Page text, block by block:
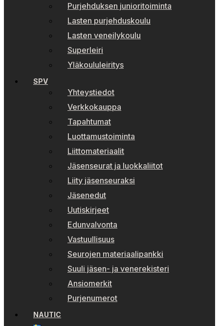
Purjehduksen junioritoiminta
Lasten purjehduskoulu
Lasten veneilykoulu
Superleiri
Yläkoululeiritys
SPV
Yhteystiedot
Verkkokauppa
Tapahtumat
Luottamustoiminta
Liittomateriaalit
Jäsenseurat ja luokkaliitot
Liity jäsenseuraksi
Jäsenedut
Uutiskirjeet
Edunvalvonta
Vastuullisuus
Seurojen materiaalipankki
Suuli jäsen- ja venerekisteri
Ansiomerkit
Purjenumerot
NAUTIC